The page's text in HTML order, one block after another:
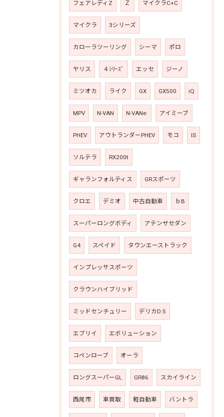
フェアレディZ Ｚ マイクラC+C
マイクラ 3シリーズ
カローラツーリング シーマ ポロ
ヤリス ４ｼﾘｰｽﾞ エッセ ジーノ
ミツオカ ライク GX GX500 iQ
MPV N-VAN N-VANe: アイミーブ
PHEV アウトランダーPHEV モコ IS
ソルテラ RX200t
ギャランフォルティス GRスポーツ
クロエ デミオ 中古自動車 ｂB
スーパーロングボディ アテンザセダン
G4 スペイド タウンエーストラック
インプレッサスポーツ
クラウンハイブリッド
ミッドセンチュリー デリカD:5
エブリイ エボリューション
コペンローブ オーラ
ロングスーパーGL GR86 スカイライン
西尾市 車買取 軽自動車 バントラ